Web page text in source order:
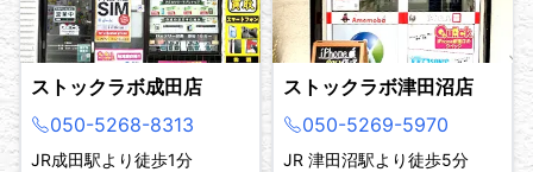
ストックラボ成田店
050-5268-8313
JR成田駅より徒歩1分
ストックラボ津田沼店
050-5269-5970
JR 津田沼駅より徒歩5分